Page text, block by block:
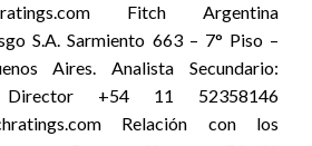
Fitch Argentina
S.A. Sarmiento 663 – 7° Piso –
Aires. Analista Secundario:
Director +54 11 52358146
Relación con los